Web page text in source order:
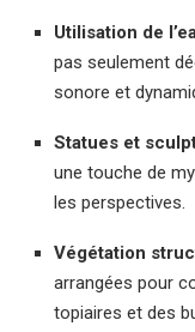
Utilisation de
pas seulement
sonore et
Statues et
une touche de
les perspectives.
Végétation
arrangées pour
topiaires et des